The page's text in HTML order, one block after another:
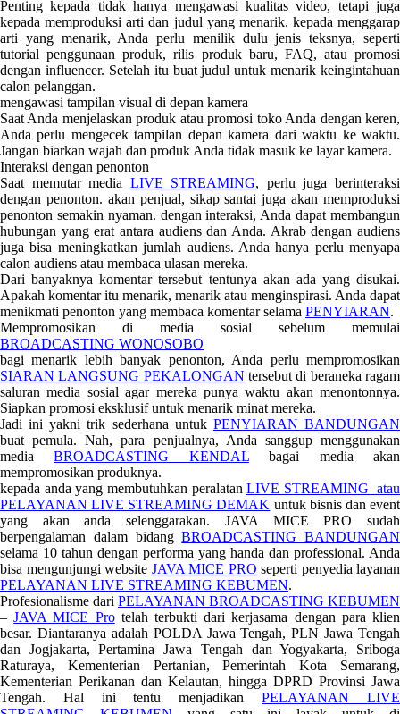
Penting kepada tidak hanya mengawasi kualitas video, tetapi juga
kepada memproduksi arti dan judul yang menarik. kepada menggarap
arti yang menarik, Anda perlu menilik dulu jenis teksnya, seperti
tutorial penggunaan produk, rilis produk baru, FAQ, atau promosi
dengan influencer. Setelah itu buat judul untuk menarik keingintahuan
calon pelanggan.
mengawasi tampilan visual di depan kamera
Saat Anda menjelaskan produk atau promosi toko Anda dengan keren,
Anda perlu mengecek tampilan depan kamera dari waktu ke waktu.
Jangan biarkan wajah dan produk Anda tidak masuk ke layar kamera.
Interaksi dengan penonton
Saat memutar media LIVE STREAMING, perlu juga berinteraksi
dengan penonton. akan penjual, sikap santai juga akan memproduksi
penonton semakin nyaman. dengan interaksi, Anda dapat membangun
hubungan yang erat antara audiens dan Anda. Akrab dengan audiens
juga bisa meningkatkan jumlah audiens. Anda hanya perlu menyapa
calon audiens atau membaca ulasan mereka.
Dari banyaknya komentar tersebut tentunya akan ada yang disukai.
Apakah komentar itu menarik, menarik atau menginspirasi. Anda dapat
menikmati penonton yang membaca komentar selama PENYIARAN.
Mempromosikan di media sosial sebelum memulai
BROADCASTING WONOSOBO
bagi menarik lebih banyak penonton, Anda perlu mempromosikan
SIARAN LANGSUNG PEKALONGAN tersebut di beraneka ragam
saluran media sosial agar mereka punya waktu akan menontonnya.
Siapkan promosi eksklusif untuk menarik minat mereka.
Jadi ini yakni trik sederhana untuk PENYIARAN BANDUNGAN
buat pemula. Nah, para penjualnya, Anda sanggup menggunakan
mediaBROADCASTING KENDALbagai media akan
mempromosikan produknya.
kepada anda yang membutuhkan peralatanLIVE STREAMING atau
PELAYANAN LIVE STREAMING DEMAK untuk bisnis dan event
yang akan anda selenggarakan. JAVA MICE PRO sudah
berpengalaman dalam bidangBROADCASTING BANDUNGAN
selama 10 tahun dengan performa yang handa dan professional. Anda
bisa mengunjungi website JAVA MICE PRO seperti penyedia layanan
PELAYANAN LIVE STREAMING KEBUMEN.
Profesionalisme dari PELAYANAN BROADCASTING KEBUMEN
–JAVA MICE Protelah terbukti dari kerjasama dengan para klien
besar. Diantaranya adalah POLDA Jawa Tengah, PLN Jawa Tengah
dan Jogjakarta, Pertamina Jawa Tengah dan Yogyakarta, Sriboga
Raturaya, Kementerian Pertanian, Pemerintah Kota Semarang,
Kementerian Perikanan dan Kelautan, hingga DPRD Provinsi Jawa
Tengah. Hal ini tentu menjadikanPELAYANAN LIVE